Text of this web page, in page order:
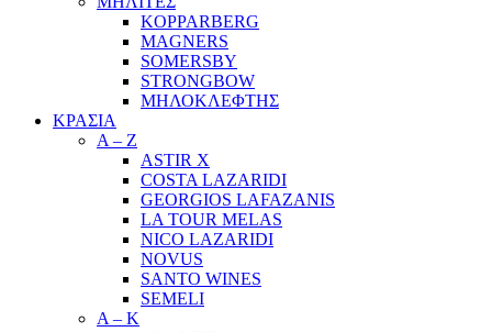
KOPPARBERG
MAGNERS
SOMERSBY
STRONGBOW
ΜΗΛΟΚΛΕΦΤΗΣ
ΚΡΑΣΙΑ
A – Z
ASTIR X
COSTA LAZARIDI
GEORGIOS LAFAZANIS
LA TOUR MELAS
NICO LAZARIDI
NOVUS
SANTO WINES
SEMELI
Α – Κ